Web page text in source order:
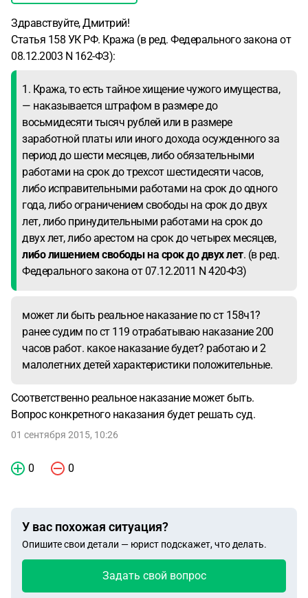
Здравствуйте, Дмитрий!
Статья 158 УК РФ. Кража (в ред. Федерального закона от
08.12.2003 N 162-ФЗ):
1. Кража, то есть тайное хищение чужого имущества,
— наказывается штрафом в размере до
восьмидесяти тысяч рублей или в размере
заработной платы или иного дохода осужденного за
период до шести месяцев, либо обязательными
работами на срок до трехсот шестидесяти часов,
либо исправительными работами на срок до одного
года, либо ограничением свободы на срок до двух
лет, либо принудительными работами на срок до
двух лет, либо арестом на срок до четырех месяцев,
либо лишением свободы на срок до двух лет. (в ред.
Федерального закона от 07.12.2011 N 420-ФЗ)
может ли быть реальное наказание по ст 158ч1?
ранее судим по ст 119 отрабатываю наказание 200
часов работ. какое наказание будет? работаю и 2
малолетних детей характеристики положительные.
Соответственно реальное наказание может быть.
Вопрос конкретного наказания будет решать суд.
01 сентября 2015, 10:26
0 0
У вас похожая ситуация?
Опишите свои детали — юрист подскажет, что делать.
Задать свой вопрос